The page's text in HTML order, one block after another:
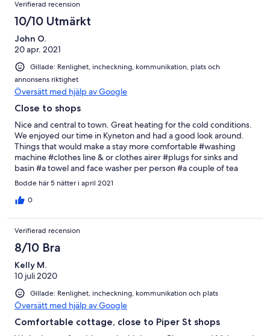
Verifierad recension
10/10 Utmärkt
John O.
20 apr. 2021
Gillade: Renlighet, incheckning, kommunikation, plats och
annonsens riktighet
Översätt med hjälp av Google
Close to shops
Nice and central to town. Great heating for the cold conditions.
We enjoyed our time in Kyneton and had a good look around.
Things that would make a stay more comfortable #washing
machine #clothes line & or clothes airer #plugs for sinks and
basin #a towel and face washer per person #a couple of tea
towels #maybe a dishwasher tablet per days staying
Bodde här 5 nätter i april 2021
0
Verifierad recension
8/10 Bra
Kelly M.
10 juli 2020
Gillade: Renlighet, incheckning, kommunikation och plats
Översätt med hjälp av Google
Comfortable cottage, close to Piper St shops